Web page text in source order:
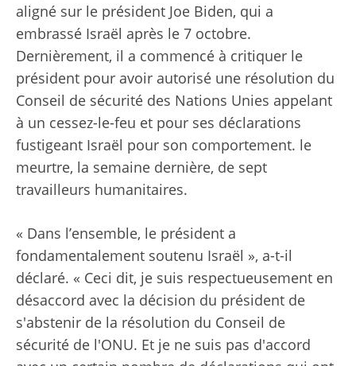
aligné sur le président Joe Biden, qui a
embrassé Israël après le 7 octobre.
Dernièrement, il a commencé à critiquer le
président pour avoir autorisé une résolution du
Conseil de sécurité des Nations Unies appelant
à un cessez-le-feu et pour ses déclarations
fustigeant Israël pour son comportement. le
meurtre, la semaine dernière, de sept
travailleurs humanitaires.
« Dans l’ensemble, le président a
fondamentalement soutenu Israël », a-t-il
déclaré. « Ceci dit, je suis respectueusement en
désaccord avec la décision du président de
s'abstenir de la résolution du Conseil de
sécurité de l'ONU. Et je ne suis pas d'accord